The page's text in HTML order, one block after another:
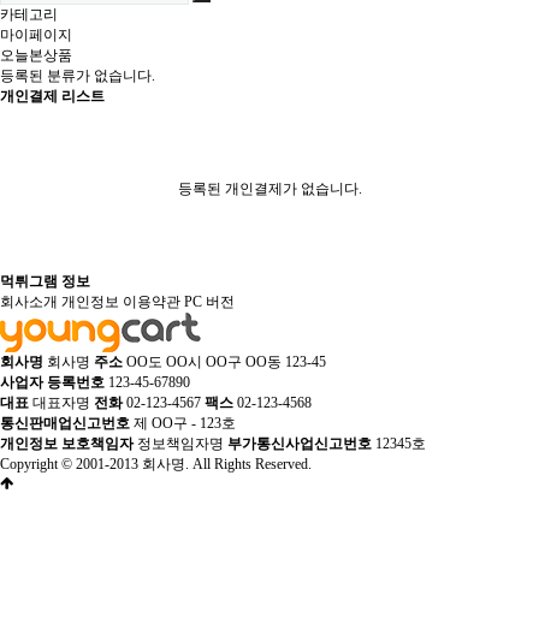
카테고리
마이페이지
오늘본상품
등록된 분류가 없습니다.
개인결제 리스트
등록된 개인결제가 없습니다.
먹튀그램 정보
회사소개 개인정보 이용약관 PC 버전
회사명 회사명 주소 OO도 OO시 OO구 OO동 123-45
사업자 등록번호 123-45-67890
대표 대표자명 전화02-123-4567 팩스 02-123-4568
통신판매업신고번호 제 OO구 - 123호
개인정보 보호책임자정보책임자명 부가통신사업신고번호 12345호
Copyright © 2001-2013 회사명. All Rights Reserved.